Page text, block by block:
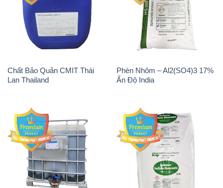
Chất Bảo Quản CMIT Thái
Lan Thailand
Phèn Nhôm – Al2(SO4)3 17%
Ấn Độ India